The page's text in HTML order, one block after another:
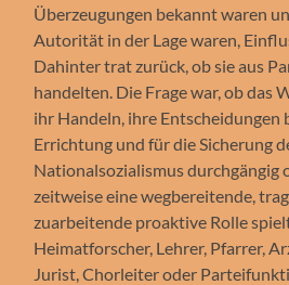
Überzeugungen bekannt waren
Autorität in der Lage waren,
Dahinter trat zurück, ob sie aus
handelten. Die Frage war, ob das
ihr Handeln, ihre Entscheidungen
Errichtung und für die Sicherung
Nationalsozialismus durchgängig
zeitweise eine wegbereitende,
zuarbeitende proaktive Rolle
Heimatforscher, Lehrer, Pfarrer,
Jurist, Chorleiter oder